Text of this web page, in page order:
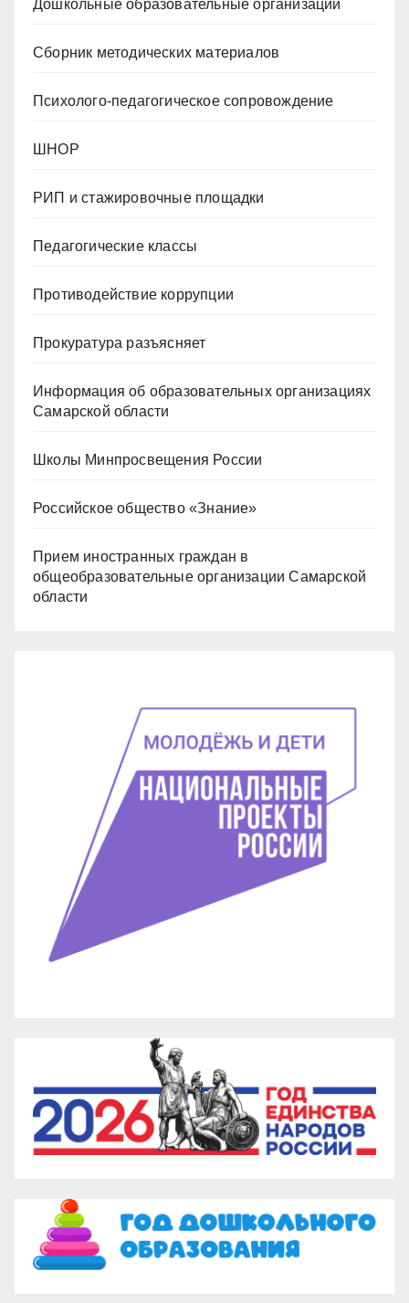
Дошкольные образовательные организации
Сборник методических материалов
Психолого-педагогическое сопровождение
ШНОР
РИП и стажировочные площадки
Педагогические классы
Противодействие коррупции
Прокуратура разъясняет
Информация об образовательных организациях
Самарской области
Школы Минпросвещения России
Российское общество «Знание»
Прием иностранных граждан в
общеобразовательные организации Самарской
области